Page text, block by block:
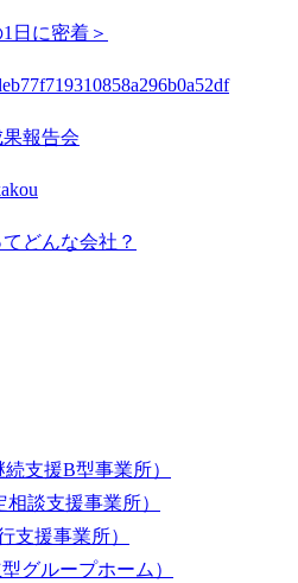
日に密着＞
果報告会
どんな会社？
続支援B型事業所）
相談支援事業所）
支援事業所）
型グループホーム）